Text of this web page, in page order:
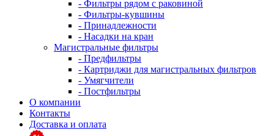
- Фильтры рядом с раковиной
- Фильтры-кувшины
- Принадлежности
- Насадки на кран
Магистральные фильтры
- Предфильтры
- Картриджи для магистральных фильтров
- Умягчители
- Постфильтры
О компании
Контакты
Доставка и оплата